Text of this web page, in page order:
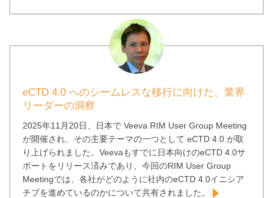
eCTD 4.0 へのシームレスな移行に向けた、業界
リーダーの洞察
2025年11月20日、日本で Veeva RIM User Group Meeting
が開催され、その主要テーマの一つとして eCTD 4.0 が取
り上げられました。Veevaもすでに日本向けのeCTD 4.0サ
ポートをリリース済みであり、今回のRIM User Group
Meetingでは、各社がどのように社内のeCTD 4.0イニシア
チブを進めているのかについて共有されました。